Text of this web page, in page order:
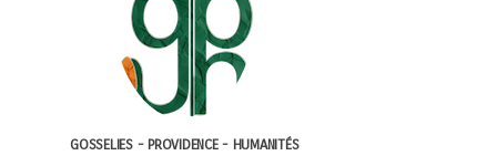
GOSSELIES - PROVIDENCE - HUMANITÉS